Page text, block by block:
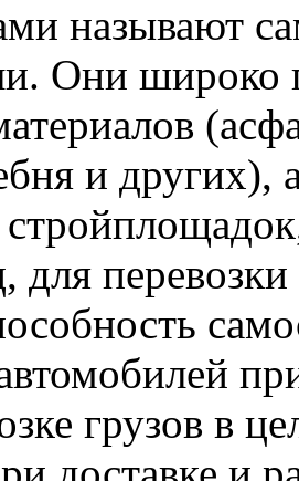
называют
Они широко
и других),
для
грузов в